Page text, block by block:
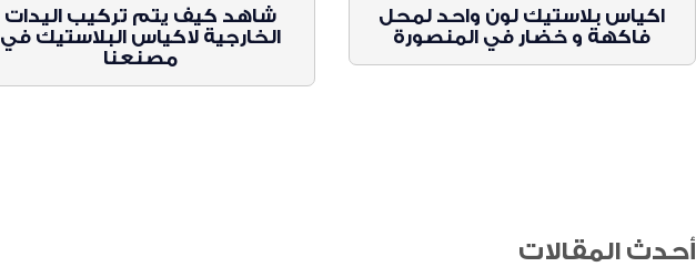
اكياس بلاستيك لون واحد لمحل
فاكهة و خضار في المنصورة
شاهد كيف يتم تركيب اليدات
الخارجية لاكياس البلاستيك في
مصنعنا
أحدث المقالات